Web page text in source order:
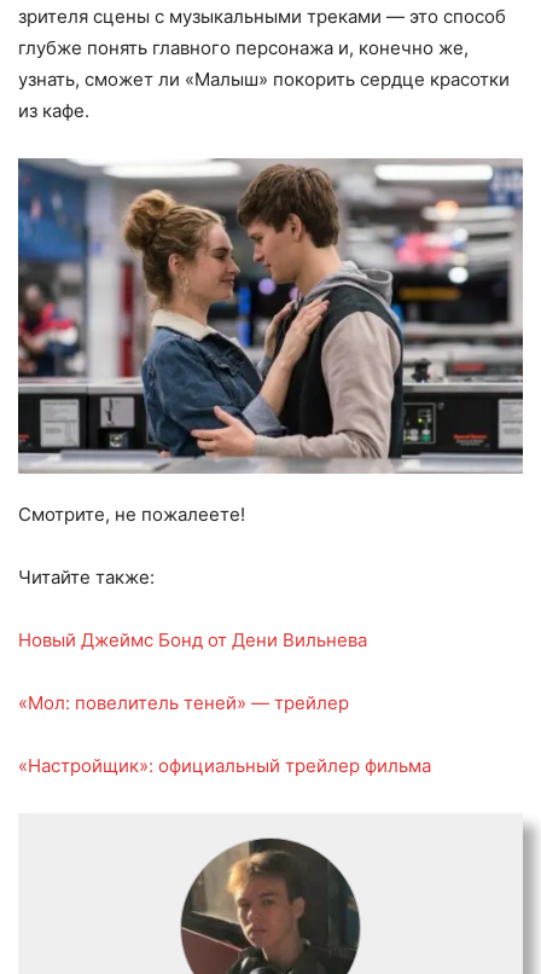
зрителя сцены с музыкальными треками — это способ
глубже понять главного персонажа и, конечно же,
узнать, сможет ли «Малыш» покорить сердце красотки
из кафе.
Смотрите, не пожалеете!
Читайте также:
Новый Джеймс Бонд от Дени Вильнева
«Мол: повелитель теней» — трейлер
«Настройщик»: официальный трейлер фильма